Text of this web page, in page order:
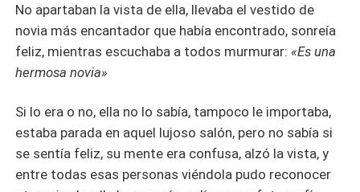
No apartaban la vista de ella, llevaba el vestido de
novia más encantador que había encontrado, sonreía
feliz, mientras escuchaba a todos murmurar:«Es una
hermosa novia»
Si lo era o no, ella no lo sabía, tampoco le importaba,
estaba parada en aquel lujoso salón, pero no sabía si
se sentía feliz, su mente era confusa, alzó la vista, y
entre todas esas personas viéndola pudo reconocer